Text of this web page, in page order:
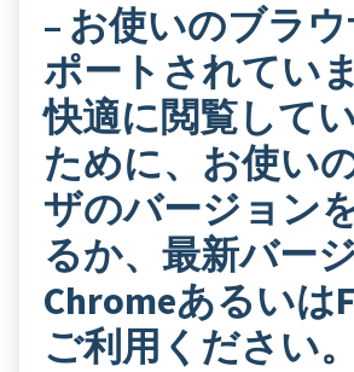
– お使いのブラ
ポートされてい
快適に閲覧して
ために、お使い
ザのバージョン
るか、最新バー
Chromeあるいは
ご利用ください。